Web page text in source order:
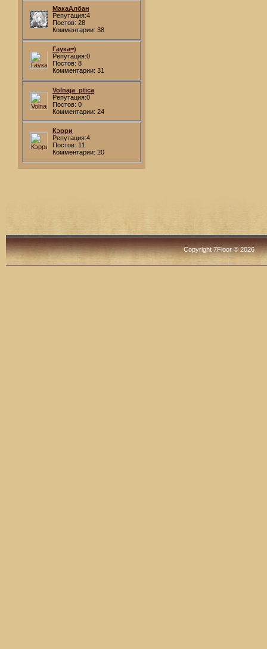
МакаАлбан
Репутация:4
Постов: 28
Комментарии: 38
Гаука=)
Репутация:0
Постов: 8
Комментарии: 31
Volnaja_ptica
Репутация:0
Постов: 0
Комментарии: 24
Кэрри
Репутация:4
Постов: 11
Комментарии: 20
Copyright 7Floor © 2026